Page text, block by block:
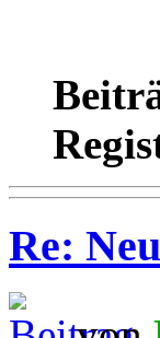
Re: